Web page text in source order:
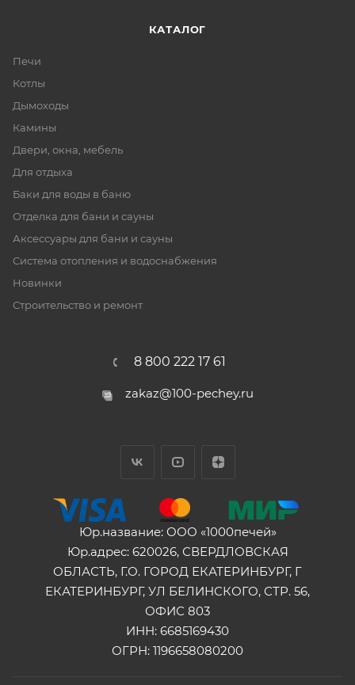
КАТАЛОГ
Печи
Котлы
Дымоходы
Камины
Двери, окна, мебель
Для отдыха
Баки для воды в баню
Отделка для бани и сауны
Аксессуары для бани и сауны
Система отопления и водоснабжения
Новинки
Строительство и ремонт
8 800 222 17 61
zakaz@100-pechey.ru
Юр.название: ООО «1000печей»
Юр.адрес: 620026, СВЕРДЛОВСКАЯ
ОБЛАСТЬ, Г.О. ГОРОД ЕКАТЕРИНБУРГ, Г
ЕКАТЕРИНБУРГ, УЛ БЕЛИНСКОГО, СТР. 56,
ОФИС 803
ИНН: 6685169430
ОГРН: 1196658080200